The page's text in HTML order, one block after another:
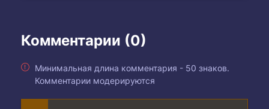
Комментарии (0)
Минимальная длина комментария - 50 знаков.
Комментарии модерируются